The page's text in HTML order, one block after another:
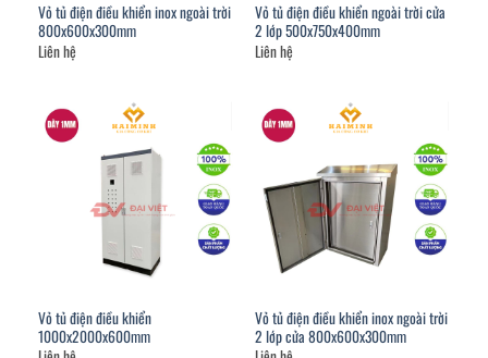
Vỏ tủ điện điều khiển inox ngoài trời
800x600x300mm
Liên hệ
Vỏ tủ điện điều khiển ngoài trời cửa
2 lớp 500x750x400mm
Liên hệ
Vỏ tủ điện điều khiển
1000x2000x600mm
Vỏ tủ điện điều khiển inox ngoài trời
2 lớp cửa 800x600x300mm